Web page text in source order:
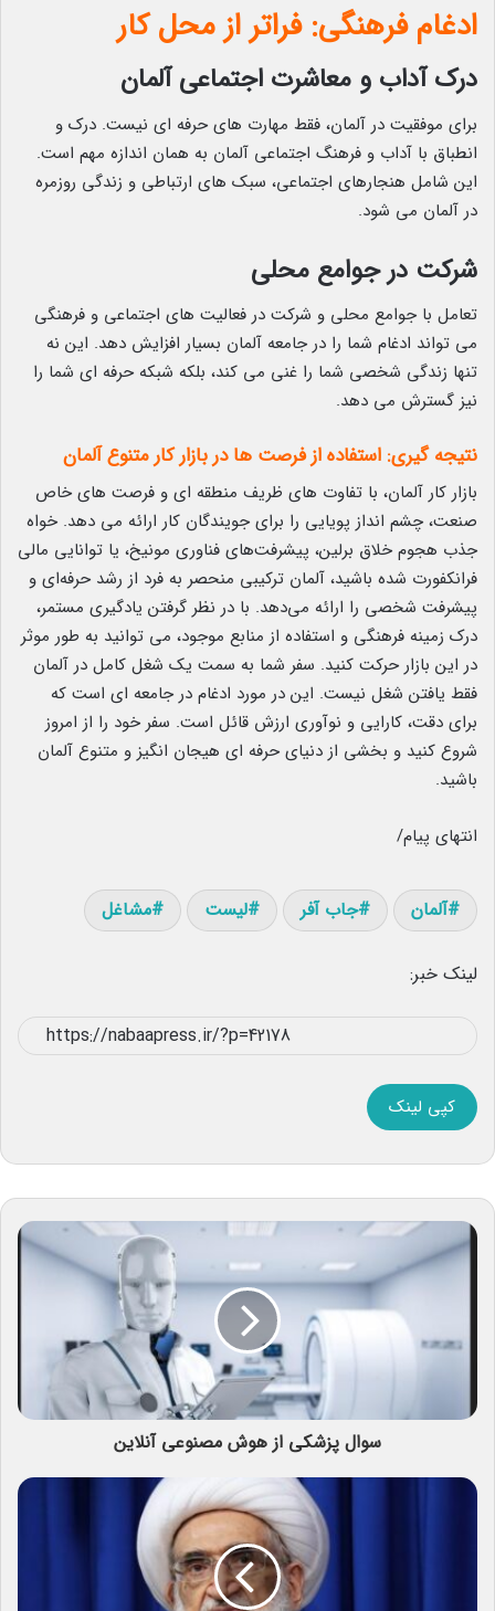
ادغام فرهنگی: فراتر از محل کار
درک آداب و معاشرت اجتماعی آلمان
برای موفقیت در آلمان، فقط مهارت های حرفه ای نیست. درک و
انطباق با آداب و فرهنگ اجتماعی آلمان به همان اندازه مهم است.
این شامل هنجارهای اجتماعی، سبک های ارتباطی و زندگی روزمره
در آلمان می شود.
شرکت در جوامع محلی
تعامل با جوامع محلی و شرکت در فعالیت های اجتماعی و فرهنگی
می تواند ادغام شما را در جامعه آلمان بسیار افزایش دهد. این نه
تنها زندگی شخصی شما را غنی می کند، بلکه شبکه حرفه ای شما را
نیز گسترش می دهد.
نتیجه گیری: استفاده از فرصت ها در بازار کار متنوع آلمان
بازار کار آلمان، با تفاوت های ظریف منطقه ای و فرصت های خاص
صنعت، چشم انداز پویایی را برای جویندگان کار ارائه می دهد. خواه
جذب هجوم خلاق برلین، پیشرفت‌های فناوری مونیخ، یا توانایی مالی
فرانکفورت شده باشید، آلمان ترکیبی منحصر به فرد از رشد حرفه‌ای و
پیشرفت شخصی را ارائه می‌دهد. با در نظر گرفتن یادگیری مستمر،
درک زمینه فرهنگی و استفاده از منابع موجود، می توانید به طور موثر
در این بازار حرکت کنید. سفر شما به سمت یک شغل کامل در آلمان
فقط یافتن شغل نیست. این در مورد ادغام در جامعه ای است که
برای دقت، کارایی و نوآوری ارزش قائل است. سفر خود را از امروز
شروع کنید و بخشی از دنیای حرفه ای هیجان انگیز و متنوع آلمان
باشید.
انتهای پیام/
آلمان جاب آفر لیست مشاغل
لینک خبر:
کپی لینک
سوال پزشکی از هوش مصنوعی آنلاین